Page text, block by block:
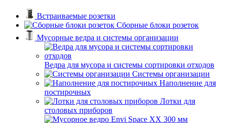
Встраиваемые розетки
Сборные блоки розеток
Мусорные ведра и системы организации
Ведра для мусора и системы сортировки отходов
Системы организации
Наполнение для
постирочных
Лотки для
столовых приборов